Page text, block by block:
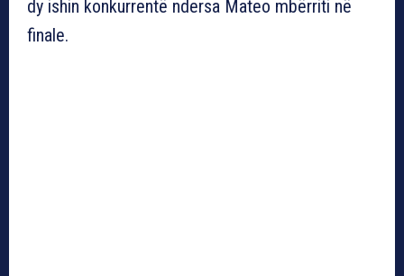
dy ishin konkurrentë ndersa Mateo mbërriti në
finale.